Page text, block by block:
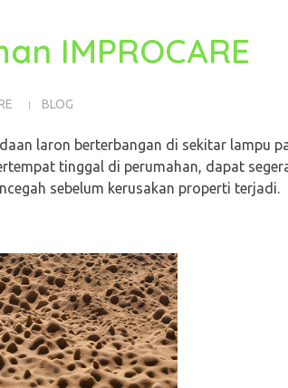
IMPROCARE
BLOG
laron berterbangan di sekitar lampu
tinggal di perumahan, dapat
sebelum kerusakan properti terjadi.